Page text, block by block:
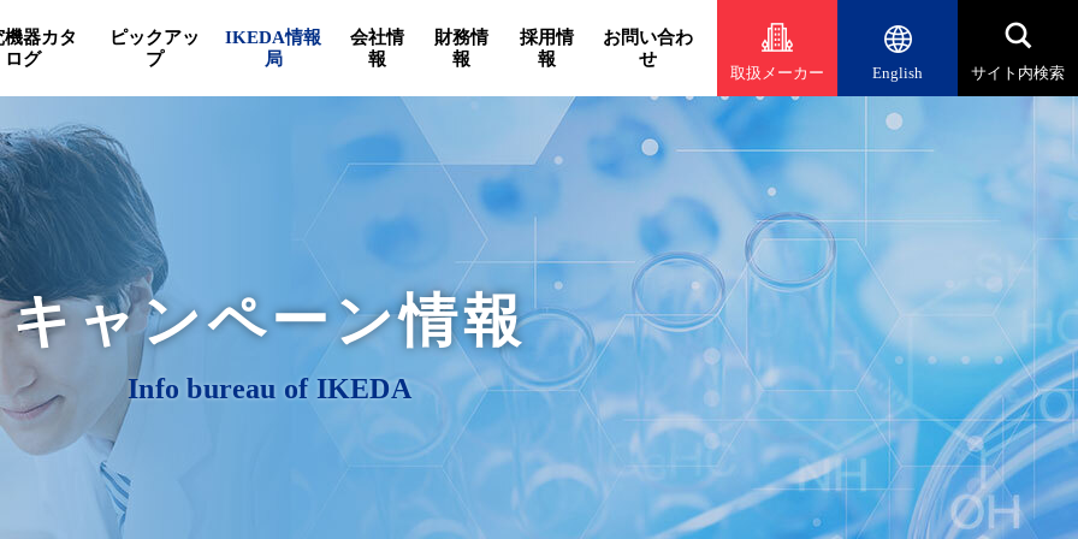
機器カタ
ログ
ピックアッ
プ
IKEDA情報
局
会社情
報
財務情
報
採用情
報
お問い合わ
せ
取扱メーカー English サイト内検索
キャンペーン情報